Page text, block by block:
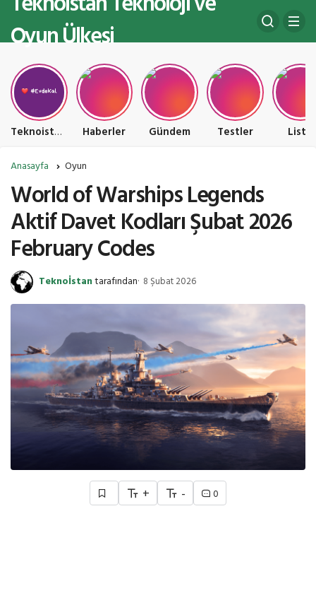
Oyun Ülkesi
Teknoistan Teknoloji ve Oyun Ülkesi Haberler Gündem Testler Liste
Anasayfa Oyun
World of Warships Legends
Aktif Davet Kodları Şubat 2026
February Codes
Teknoİstantarafından 8 Şubat 2026
+ - 0